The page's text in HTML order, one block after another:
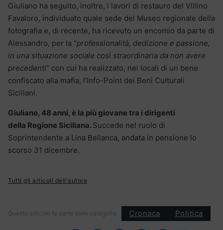
Giuliano ha seguito, inoltre, i lavori di restauro del Villino
Favaloro, individuato quale sede del Museo regionale della
fotografia e, di recente, ha ricevuto un encomio da parte di
Alessandro, per la “professionalità, dedizione e passione,
in una situazione sociale così straordinaria da non avere
precedenti” con cui ha realizzato, nei locali di un bene
confiscato alla mafia, l’Info-Point dei Beni Culturali
Siciliani.
Giuliano, 48 anni, è la più giovane tra i dirigenti
della Regione Siciliana. Succede nel ruolo di
Soprintendente a Lina Bellanca, andata in pensione lo
scorso 31 dicembre.
Tutti gli articoli dell'autore
Questo articolo fa parte delle categorie: Cronaca Politica